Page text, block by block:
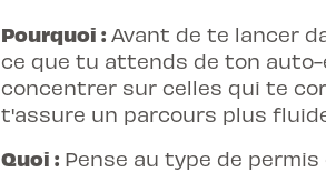
Pourquoi : Avant de te lancer
ce que tu attends de ton
concentrer sur celles qui te
t'assure un parcours plus
Quoi : Pense au type de permis